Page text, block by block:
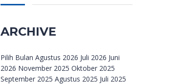
ARCHIVE
Archive
Pilih Bulan Agustus 2026 Juli 2026 Juni
2026 November 2025 Oktober 2025
September 2025 Agustus 2025 Juli 2025